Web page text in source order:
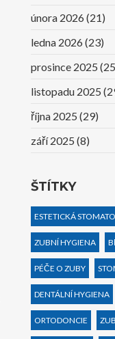
února 2026 (21)
ledna 2026 (23)
prosince 2025
listopadu 2025
října 2025 (29)
září 2025 (8)
ŠTÍTKY
ESTETICKÁ
ZUBNÍ HYGIENA
PÉČE O ZUBY
DENTÁLNÍ HYGIENA
ORTODONCIE